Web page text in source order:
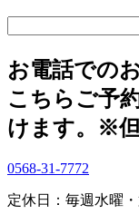
お電話での
こちらご予
けます。
※
0568-31-7772
定休日：毎週水曜